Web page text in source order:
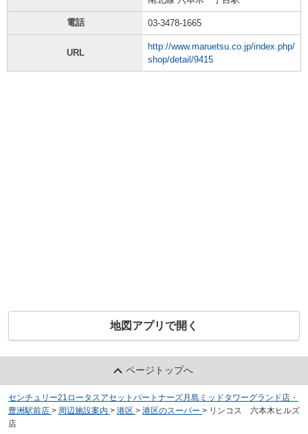
電話 03-3478-1665
URL
http://www.maruetsu.co.jp/index.php/
shop/detail/9415
地図アプリで開く
ページトップへ
センチュリー21ロータスアセットパートナーズ月島ミッドタワーグランド店・
豊洲駅前店 > 周辺施設案内 > 港区 > 港区のスーパー > リンコス 六本木ヒルズ
店